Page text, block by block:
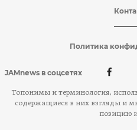
Политика
JAMnews в соцсетях
Топонимы и терминология,
содержащиеся в них взгляды и
позицию